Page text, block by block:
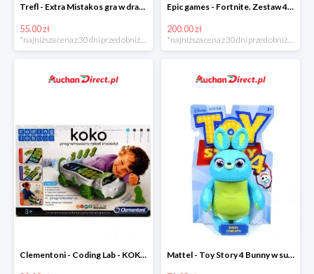
Trefl - Extra Mistakos gra w drabinki w super cenie
55.00 zł
Epic games - Fortnite. Zestaw 4 figurek + akcesoria w super cenie
200.00 zł
Clementoni - Coding Lab - KOKO programowalny robot krokodyl w super cenie Mattel - Toy Story 4 Bunny w super cenoe